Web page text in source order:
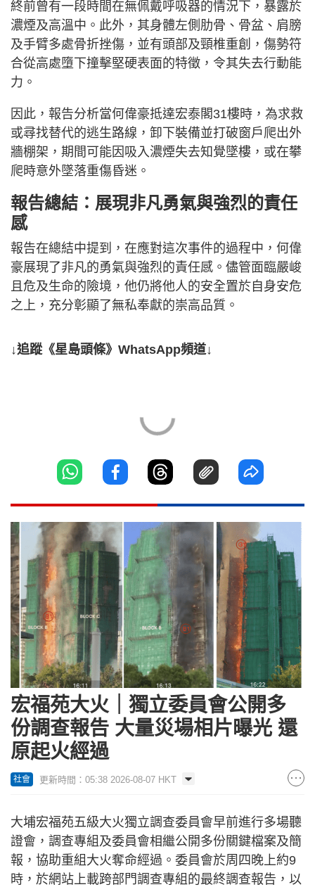
終前曾有一段時間在無佩戴呼吸器的情況下，暴露於
濃煙及高溫中。此外，其身體左側肋骨、骨盆、肩膀
及手臂多處骨折挫傷，並有頭部及頸椎重創，傷勢符
合從高處墮下撞擊堅硬表面的特徵，令其失去行動能
力。
因此，報告分析當何偉豪抵達宏泰閣31樓時，為求救
或尋找替代的逃生路線，卸下裝備並打破窗戶爬出外
牆棚架，期間可能因吸入濃煙失去知覺墜樓，或在攀
爬時意外墜落重傷昏迷。
報告總結：展現非凡勇氣與強烈的責任
感
報告在總結中提到，在應對這次事件的過程中，何偉
豪展現了非凡的勇氣與強烈的責任感。儘管面臨嚴峻
且危及生命的險境，他仍將他人的安全置於自身安危
之上，充分彰顯了無私奉獻的崇高品質。
↓追蹤《星島頭條》WhatsApp頻道↓
宏福苑大火｜獨立委員會公開多
份調查報告 大量災場相片曝光 還
原起火經過
社會 更新時間：05:38 2026-08-07 HKT
大埔宏福苑五級大火獨立調查委員會早前進行多場聽
證會，調查專組及委員會相繼公開多份關鍵檔案及簡
報，協助重組大火奪命經過。委員會於周四晚上約9
時，於網站上載跨部門調查專組的最終調查報告，以